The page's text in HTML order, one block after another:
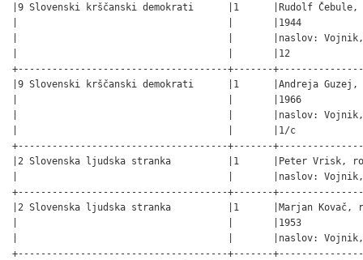
|9 Slovenski krščanski demokrati      |1      |Rudolf
|                                     |       |1944
|                                     |       |naslov: Vojnik,
|                                     |       |12
+-------------------------------------+-------
|9 Slovenski krščanski demokrati      |1      |Andreja
|                                     |       |1966
|                                     |       |naslov: Vojnik,
|                                     |       |1/c
+-------------------------------------+-------
|2 Slovenska ljudska stranka          |1      |Peter Vrisk,
|                                     |       |naslov: Vojnik,
+-------------------------------------+-------
|2 Slovenska ljudska stranka          |1      |Marjan
|                                     |       |1953
|                                     |       |naslov: Vojnik,
+-------------------------------------+-------